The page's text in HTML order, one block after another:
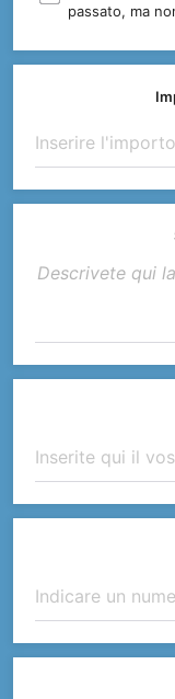
passato, ma